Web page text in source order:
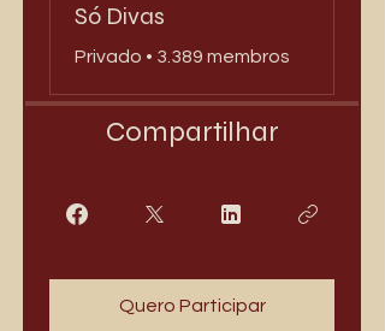
Só Divas
Privado • 3.389 membros
Compartilhar
Quero Participar